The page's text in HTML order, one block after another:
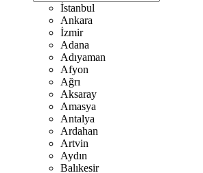
İstanbul
Ankara
İzmir
Adana
Adıyaman
Afyon
Ağrı
Aksaray
Amasya
Antalya
Ardahan
Artvin
Aydın
Balıkesir